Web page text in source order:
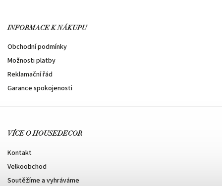
INFORMACE K NÁKUPU
Obchodní podmínky
Možnosti platby
Reklamační řád
Garance spokojenosti
VÍCE O HOUSEDECOR
Kontakt
Velkoobchod
Soutěžíme a vyhráváme